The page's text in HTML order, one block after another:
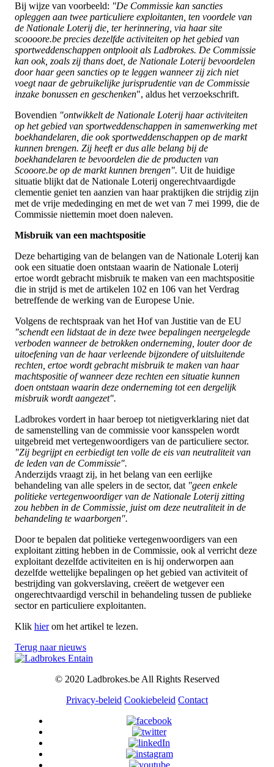
Bij wijze van voorbeeld: "De Commissie kan sancties
opleggen aan twee particuliere exploitanten, ten voordele van
de Nationale Loterij die, ter herinnering, via haar site
scoooore.be precies dezelfde activiteiten op het gebied van
sportweddenschappen ontplooit als Ladbrokes. De Commissie
kan ook, zoals zij thans doet, de Nationale Loterij bevoordelen
door haar geen sancties op te leggen wanneer zij zich niet
voegt naar de gebruikelijke jurisprudentie van de Commissie
inzake bonussen en geschenken", aldus het verzoekschrift.
Bovendien "ontwikkelt de Nationale Loterij haar activiteiten
op het gebied van sportweddenschappen in samenwerking met
boekhandelaren, die ook sportweddenschappen op de markt
kunnen brengen. Zij heeft er dus alle belang bij de
boekhandelaren te bevoordelen die de producten van
Scooore.be op de markt kunnen brengen". Uit de huidige
situatie blijkt dat de Nationale Loterij ongerechtvaardigde
clementie geniet ten aanzien van haar praktijken die strijdig zijn
met de vrije mededinging en met de wet van 7 mei 1999, die de
Commissie niettemin moet doen naleven.
Misbruik van een machtspositie
Deze behartiging van de belangen van de Nationale Loterij kan
ook een situatie doen ontstaan waarin de Nationale Loterij
ertoe wordt gebracht misbruik te maken van een machtspositie
die in strijd is met de artikelen 102 en 106 van het Verdrag
betreffende de werking van de Europese Unie.
Volgens de rechtspraak van het Hof van Justitie van de EU
"schendt een lidstaat de in deze twee bepalingen neergelegde
verboden wanneer de betrokken onderneming, louter door de
uitoefening van de haar verleende bijzondere of uitsluitende
rechten, ertoe wordt gebracht misbruik te maken van haar
machtspositie of wanneer deze rechten een situatie kunnen
doen ontstaan waarin deze onderneming tot een dergelijk
misbruik wordt aangezet".
Ladbrokes vordert in haar beroep tot nietigverklaring niet dat
de samenstelling van de commissie voor kansspelen wordt
uitgebreid met vertegenwoordigers van de particuliere sector.
"Zij begrijpt en eerbiedigt ten volle de eis van neutraliteit van
de leden van de Commissie".
Anderzijds vraagt zij, in het belang van een eerlijke
behandeling van alle spelers in de sector, dat "geen enkele
politieke vertegenwoordiger van de Nationale Loterij zitting
zou hebben in de Commissie, juist om deze neutraliteit in de
behandeling te waarborgen".
Door te bepalen dat politieke vertegenwoordigers van een
exploitant zitting hebben in de Commissie, ook al verricht deze
exploitant dezelfde activiteiten en is hij onderworpen aan
dezelfde wettelijke bepalingen op het gebied van activiteit of
bestrijding van gokverslaving, creëert de wetgever een
ongerechtvaardigd verschil in behandeling tussen de publieke
sector en particuliere exploitanten.
Klik hierom het artikel te lezen.
Terug naar nieuws
© 2020 Ladbrokes.be All Rights Reserved
Privacy-beleid Cookiebeleid Contact